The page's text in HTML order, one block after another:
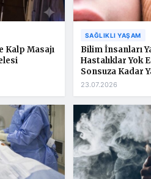
Kalp Masajı
SAĞLIKLI YAŞAM
Bilim İnsanları
Hastalıklar Yok
Sonsuza Kadar
23.07.2026